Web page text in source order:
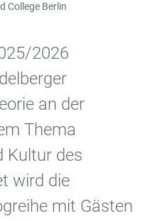
College Berlin
2026
an der
Thema
Kultur des
wird die
mit Gästen